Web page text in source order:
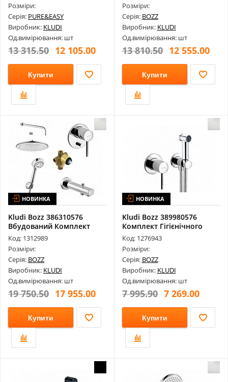
Розміри:
Серія: PURE&EASY
Виробник: KLUDI
Од.вимірювання: шт
13 315.50 12 105.00
Купити
Розміри:
Серія: BOZZ
Виробник: KLUDI
Од.вимірювання: шт
13 810.50 12 555.00
Купити
НОВИНКА
Kludi Bozz 386310576
Вбудований Комплект
7В1, З Напо...
Код: 1312989
Розміри:
Серія: BOZZ
Виробник: KLUDI
Од.вимірювання: шт
19 750.50 17 955.00
Купити
НОВИНКА
Kludi Bozz 389980576
Комплект Гігієнічного
Душа
Код: 1276943
Розміри:
Серія: BOZZ
Виробник: KLUDI
Од.вимірювання: шт
7 995.90 7 269.00
Купити